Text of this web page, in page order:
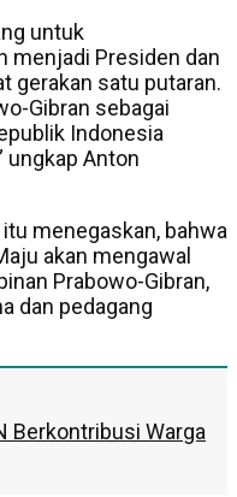
untuk
menjadi Presiden dan
gerakan satu putaran.
Gibran sebagai
Indonesia
ungkap Anton
menegaskan, bahwa
akan mengawal
Prabowo-Gibran,
dan pedagang
Berkontribusi Warga